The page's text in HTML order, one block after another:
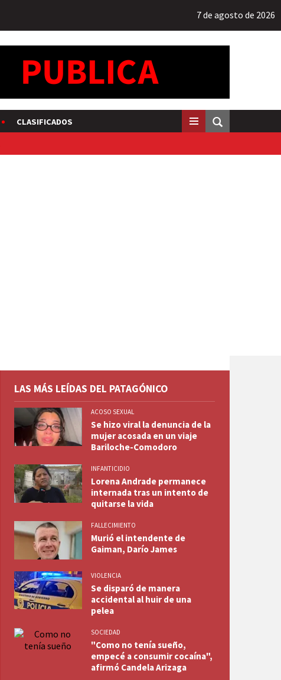
7 de agosto de 2026
CLASIFICADOS
LAS MÁS LEÍDAS DEL PATAGÓNICO
ACOSO SEXUAL
Se hizo viral la denuncia de la
mujer acosada en un viaje
Bariloche-Comodoro
INFANTICIDIO
Lorena Andrade permanece
internada tras un intento de
quitarse la vida
FALLECIMIENTO
Murió el intendente de
Gaiman, Darío James
VIOLENCIA
Se disparó de manera
accidental al huir de una
pelea
SOCIEDAD
"Como no tenía sueño,
empecé a consumir cocaína",
afirmó Candela Arizaga